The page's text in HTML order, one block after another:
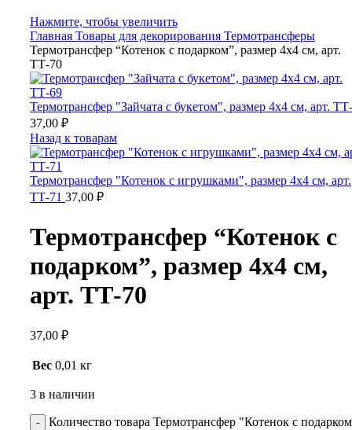
Нажмите, чтобы увеличить
Главная Товары для декорирования Термотрансферы
Термотрансфер “Котенок с подарком”, размер 4х4 см, арт.
ТТ-70
Термотрансфер "Зайчата с букетом", размер 4х4 см, арт.
37,00 ₽
Назад к товарам
Термотрансфер "Котенок с игрушками", размер 4х4 см, арт.
ТТ-71 37,00 ₽
Термотрансфер “Котенок с
подарком”, размер 4х4 см,
арт. ТТ-70
37,00 ₽
Вес 0,01 кг
3 в наличии
Количество товара Термотрансфер "Котенок с